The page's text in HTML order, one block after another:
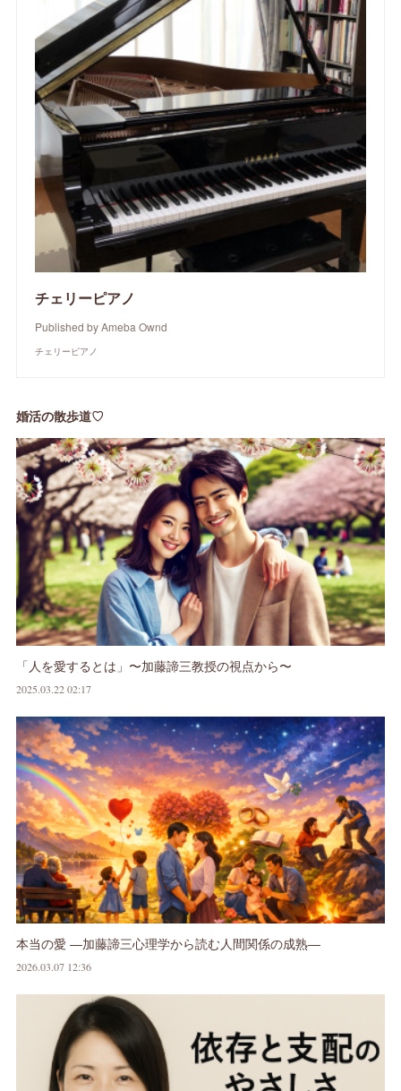
チェリーピアノ
Published by Ameba Ownd
チェリーピアノ
婚活の散歩道♡
「人を愛するとは」〜加藤諦三教授の視点から〜
2025.03.22 02:17
本当の愛 ―加藤諦三心理学から読む人間関係の成熟―
2026.03.07 12:36